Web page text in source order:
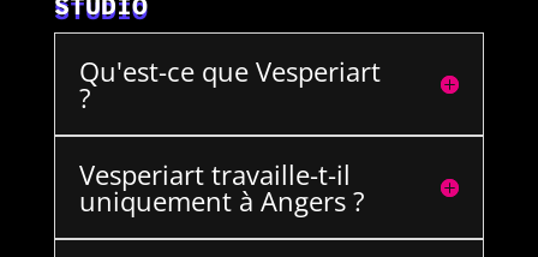
STUDIO
Qu'est-ce que Vesperiart
?
Vesperiart travaille-t-il
uniquement à Angers ?